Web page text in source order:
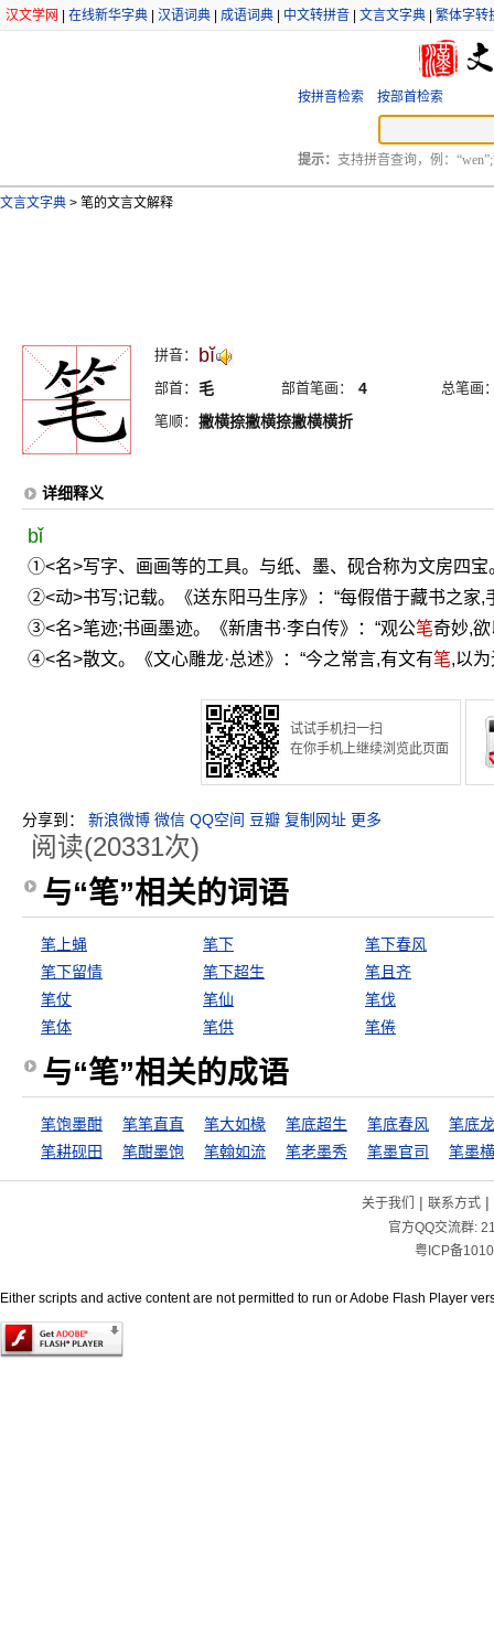
汉文学网 在线新华字典 汉语词典 成语词典 中文转拼音 文言文字典 繁体字转
按拼音检索 按部首检索
提示： 支持拼音查询，例：
文言文字典 > 笔的文言文解释
拼音： bĭ
部首： 毛 部首笔画： 4
总笔画
笔顺： 撇横捺撇横捺撇横横折
详细释义
bǐ
①<名>写字、画画等的工具。与纸、墨、砚合称为文房四宝
②<动>书写;记载。《送东阳马生序》：“每假借于藏书之家,
③<名>笔迹;书画墨迹。《新唐书·李白传》：“观公笔奇妙,欲
④<名>散文。《文心雕龙·总述》：“今之常言,有文有笔,以
试试手机扫一扫
在你手机上继续浏览此页面
分享到： 新浪微博 微信 QQ空间 豆瓣 复制网址 更多
阅读(20331次)
与“笔”相关的词语
笔上蝇 笔下
笔下春风
笔下留情
笔下超生
笔且齐
笔仗
笔仙
笔伐
笔体
笔供 笔倦
与“笔”相关的成语
笔饱墨酣 笔笔直直 笔大如椽 笔底超生 笔底春风
笔底
笔耕砚田
笔酣墨饱 笔翰如流 笔老墨秀 笔墨官司 笔墨
关于我们 | 联系方式|
官方QQ交流群:
粤ICP备
Either scripts and active content are not permitted to run or Adobe Flash Player